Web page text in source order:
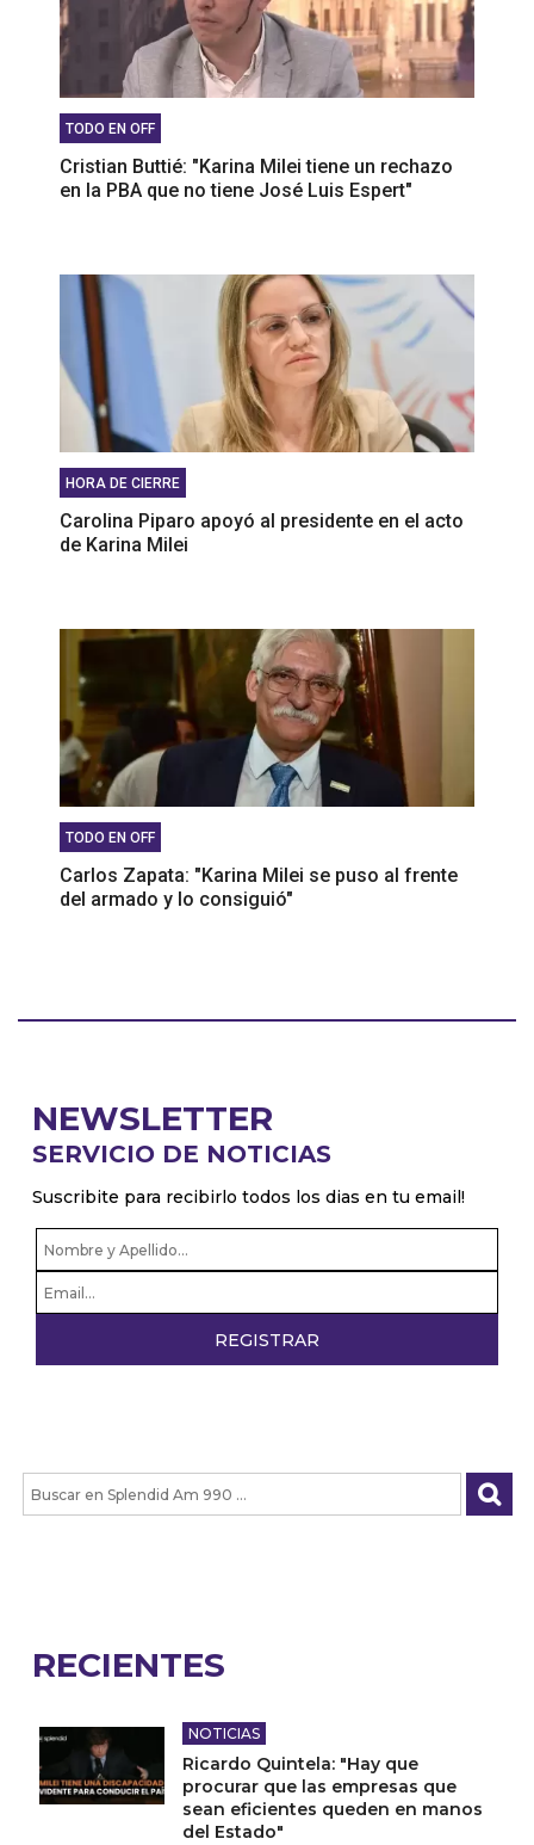
TODO EN OFF
Cristian Buttié: "Karina Milei tiene un rechazo
en la PBA que no tiene José Luis Espert"
HORA DE CIERRE
Carolina Piparo apoyó al presidente en el acto
de Karina Milei
TODO EN OFF
Carlos Zapata: "Karina Milei se puso al frente
del armado y lo consiguió"
NEWSLETTER
SERVICIO DE NOTICIAS
Suscribite para recibirlo todos los dias en tu email!
RECIENTES
NOTICIAS
Ricardo Quintela: "Hay que
procurar que las empresas que
sean eficientes queden en manos
del Estado"